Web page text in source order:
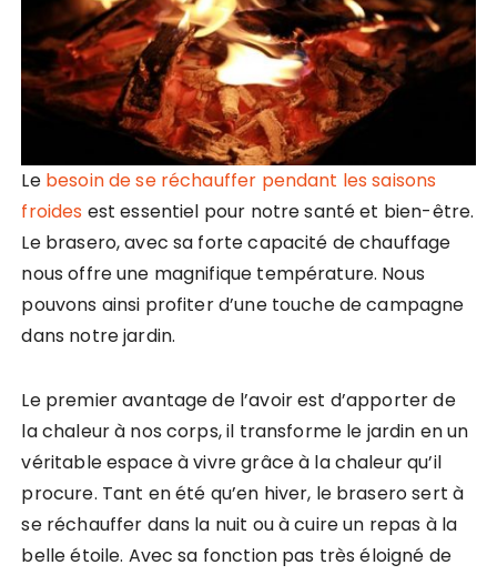
Le besoin de se réchauffer pendant les saisons
froides est essentiel pour notre santé et bien-être.
Le brasero, avec sa forte capacité de chauffage
nous offre une magnifique température. Nous
pouvons ainsi profiter d’une touche de campagne
dans notre jardin.
Le premier avantage de l’avoir est d’apporter de
la chaleur à nos corps, il transforme le jardin en un
véritable espace à vivre grâce à la chaleur qu’il
procure. Tant en été qu’en hiver, le brasero sert à
se réchauffer dans la nuit ou à cuire un repas à la
belle étoile. Avec sa fonction pas très éloigné de